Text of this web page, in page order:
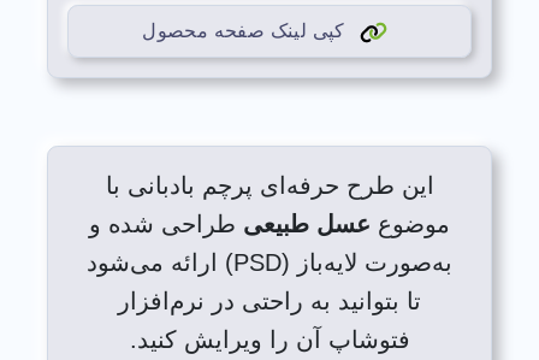
کپی لینک صفحه محصول
این طرح حرفه‌ای پرچم بادبانی با
موضوع عسل طبیعی طراحی شده و
به‌صورت لایه‌باز (PSD) ارائه می‌شود
تا بتوانید به راحتی در نرم‌افزار
فتوشاپ آن را ویرایش کنید.